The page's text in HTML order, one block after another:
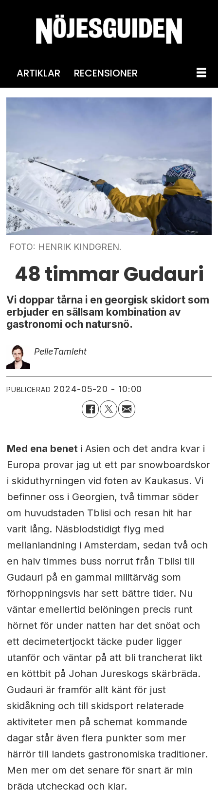
ARTIKLAR RECENSIONER
FOTO: HENRIK KINDGREN.
48 timmar Gudauri
Vi doppar tårna i en georgisk skidort som
erbjuder en sällsam kombination av
gastronomi och natursnö.
PelleTamleht
PUBLICERAD 2024-05-20 - 10:00
Med ena benet i Asien och det andra kvar i
Europa provar jag ut ett par snowboardskor
i skiduthyrningen vid foten av Kaukasus. Vi
befinner oss i Georgien, två timmar söder
om huvudstaden Tblisi och resan hit har
varit lång. Näsblodstidigt flyg med
mellanlandning i Amsterdam, sedan två och
en halv timmes buss norrut från Tblisi till
Gudauri på en gammal militärväg som
förhoppningsvis har sett bättre tider. Nu
väntar emellertid belöningen precis runt
hörnet för under natten har det snöat och
ett decimetertjockt täcke puder ligger
utanför och väntar på att bli trancherat likt
en köttbit på Johan Jureskogs skärbräda.
Gudauri är framför allt känt för just
skidåkning och till skidsport relaterade
aktiviteter men på schemat kommande
dagar står även flera punkter som mer
härrör till landets gastronomiska traditioner.
Men mer om det senare för snart är min
bräda utcheckad och klar.